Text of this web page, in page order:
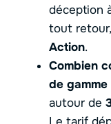
déception
tout
Action.
Combien
de gamme
autour de